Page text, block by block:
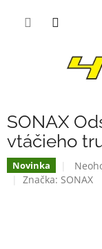
SONAX
vtáčieho
Novinka
Značka: SONAX